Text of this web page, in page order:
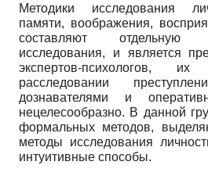
Методики исследования
памяти, воображения,
составляют отдельную
исследования, и является
экспертов-психологов,
расследовании
дознавателями и
нецелесообразно. В данной
формальных методов,
методы исследования
интуитивные способы.